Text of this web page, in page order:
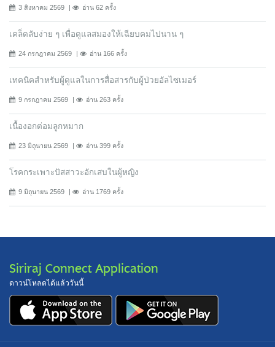
3 สิงหาคม 2569 อ่าน 62 ครั้ง
เคล็ดลับง่าย ๆ เพื่อดูแลสมองให้เฉียบคมไปนาน ๆ
24 กรกฎาคม 2569 อ่าน 166 ครั้ง
เทคนิคสำหรับผู้ดูแลในการสื่อสารกับผู้ป่วยอัลไซเมอร์
9 กรกฎาคม 2569 อ่าน 263 ครั้ง
เนื้องอกต่อมลูกหมาก
23 มิถุนายน 2569 อ่าน 399 ครั้ง
โรคกระเพาะปัสสาวะอักเสบในผู้หญิง
9 มิถุนายน 2569 อ่าน 1769 ครั้ง
Siriraj Connect Application
ดาวน์โหลดได้แล้ววันนี้